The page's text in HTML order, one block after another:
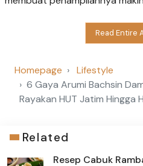
Read Entire
Homepage
Lifestyle
6 Gaya Arumi Bachsin
Rayakan HUT Jatim Hingga
Related
Resep Cabuk